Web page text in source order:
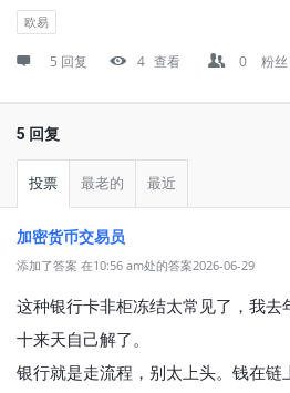
欧易
5 回复 4 查看 0 粉丝
5 回复
投票 最老的 最近
加密货币交易员
添加了答案 在10:56 am处的答案2026-06-29
这种银行卡非柜冻结太常见了，我去
十来天自己解了。
银行就是走流程，别太上头。钱在链